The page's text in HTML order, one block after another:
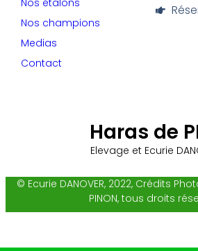
Haras de
Elevage et Ecurie
Nos étalons
Nos champions
Medias
Contact
© Ecurie DANOVER, 2022, Crédits
PINON, tous droits